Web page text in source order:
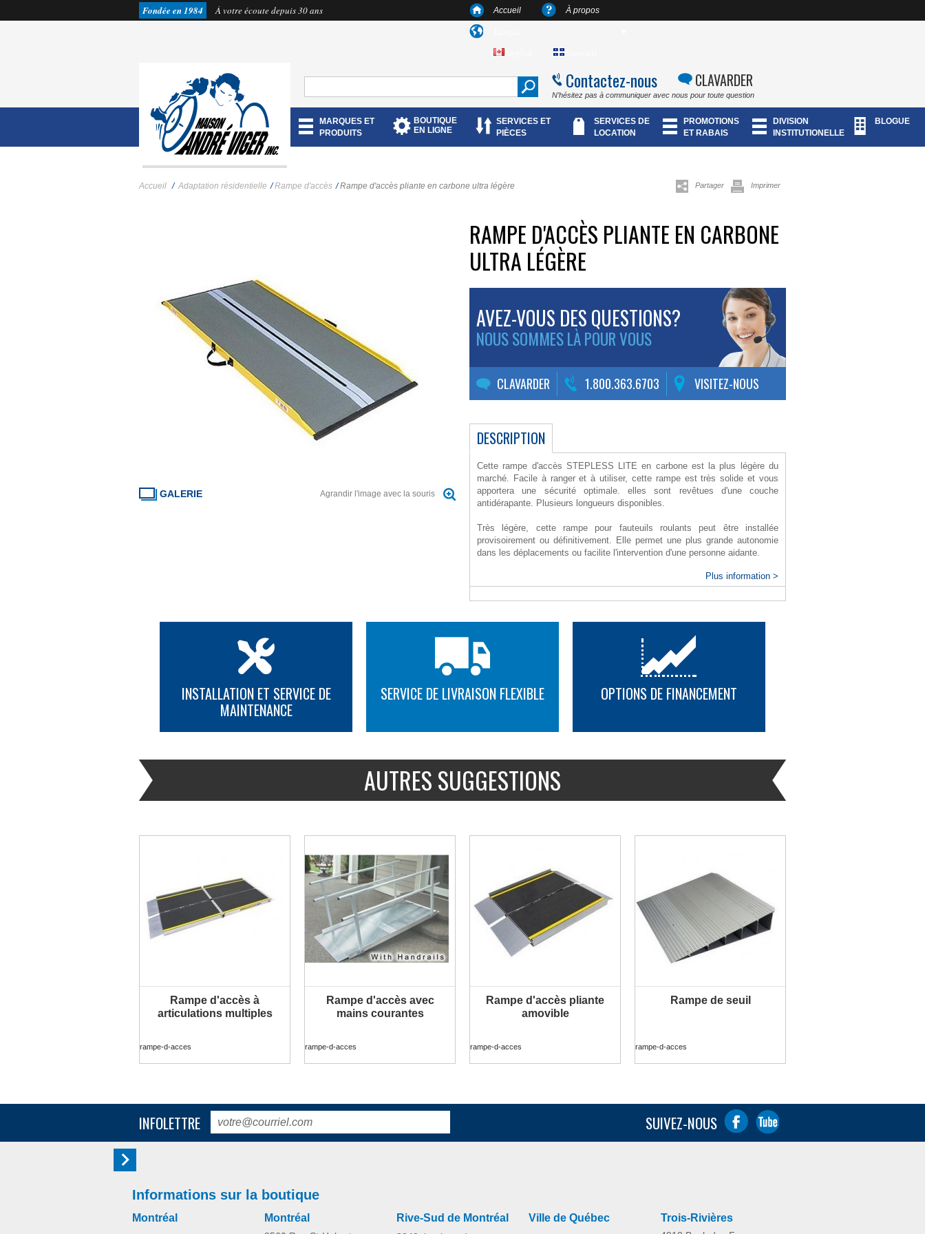
Fondée en 1984 À votre écoute depuis 30 ans Accueil À propos
Contactez-nous CLAVARDER
N’hésitez pas à communiquer avec nous pour toute question
MARQUES ET
PRODUITS
BOUTIQUE
EN LIGNE
SERVICES ET
PIÈCES
SERVICES DE
LOCATION
PROMOTIONS
ET RABAIS
DIVISION
INSTITUTIONELLE
BLOGUE
Accueil / Adaptation résidentielle / Rampe d'accès / Rampe d'accès pliante en carbone ultra légère Partager Imprimer
GALERIE Agrandir l'image avec la souris
RAMPE D'ACCÈS PLIANTE EN CARBONE
ULTRA LÉGÈRE
AVEZ-VOUS DES QUESTIONS?
NOUS SOMMES LÀ POUR VOUS
CLAVARDER 1.800.363.6703 VISITEZ-NOUS
DESCRIPTION
Cette rampe d'accès STEPLESS LITE en carbone est la plus légère du
marché. Facile à ranger et à utiliser, cette rampe est très solide et vous
apportera une sécurité optimale. elles sont revêtues d'une couche
antidérapante. Plusieurs longueurs disponibles.
Très légère, cette rampe pour fauteuils roulants peut être installée
provisoirement ou définitivement. Elle permet une plus grande autonomie
dans les déplacements ou facilite l'intervention d'une personne aidante.
Plus information >
INSTALLATION ET SERVICE DE
MAINTENANCE
SERVICE DE LIVRAISON FLEXIBLE OPTIONS DE FINANCEMENT
AUTRES SUGGESTIONS
Rampe d'accès à
articulations multiples
PLUS D'INFORMATION
rampe-d-acces
Rampe d'accès avec
mains courantes
PLUS D'INFORMATION
rampe-d-acces
Rampe d'accès pliante
amovible
PLUS D'INFORMATION
rampe-d-acces
Rampe de seuil
PLUS D'INFORMATION
rampe-d-acces
INFOLETTRE SUIVEZ-NOUS
Informations sur la boutique
Montréal Montréal Rive-Sud de Montréal Ville de Québec Trois-Rivières